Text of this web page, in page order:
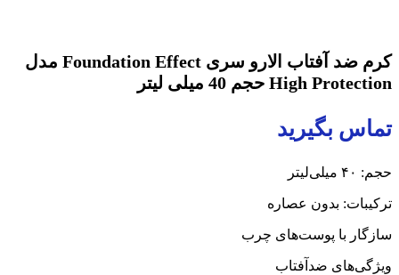
کرم ضد آفتاب الارو سری Foundation Effect مدل
High Protection حجم 40 میلی لیتر
تماس بگیرید
حجم: ۴۰ میلی‌لیتر
ترکیبات: بدون عصاره
سازگار با پوست‌های چرب
ویژگی‌های ضدآفتاب